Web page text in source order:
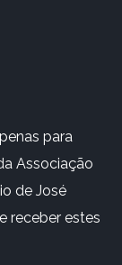
para
Associação
de José
receber estes